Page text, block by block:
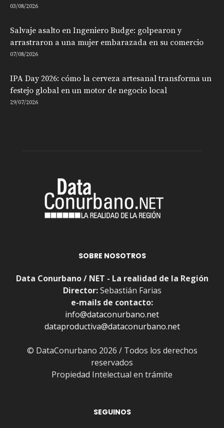
03/08/2026
Salvaje asalto en Ingeniero Budge: golpearon y
arrastraron a una mujer embarazada en su comercio
07/08/2026
IPA Day 2026: cómo la cerveza artesanal transforma un
festejo global en un motor de negocio local
29/07/2026
SOBRE NOSOTROS
Data Conurbano / NET - La realidad de la Región
Director:Sebastián Farias
e-mails de contacto:
info@dataconurbano.net
dataproductiva@dataconurbano.net
© DataConurbano 2026 / Todos los derechos
reservados
Propiedad Intelectual en trámite
SEGUINOS